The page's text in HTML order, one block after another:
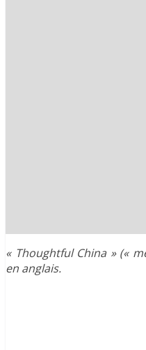
« Thoughtful China » («
en anglais.